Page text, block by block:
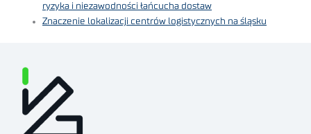
ryzyka i niezawodności łańcucha dostaw
Znaczenie lokalizacji centrów logistycznych na śląsku